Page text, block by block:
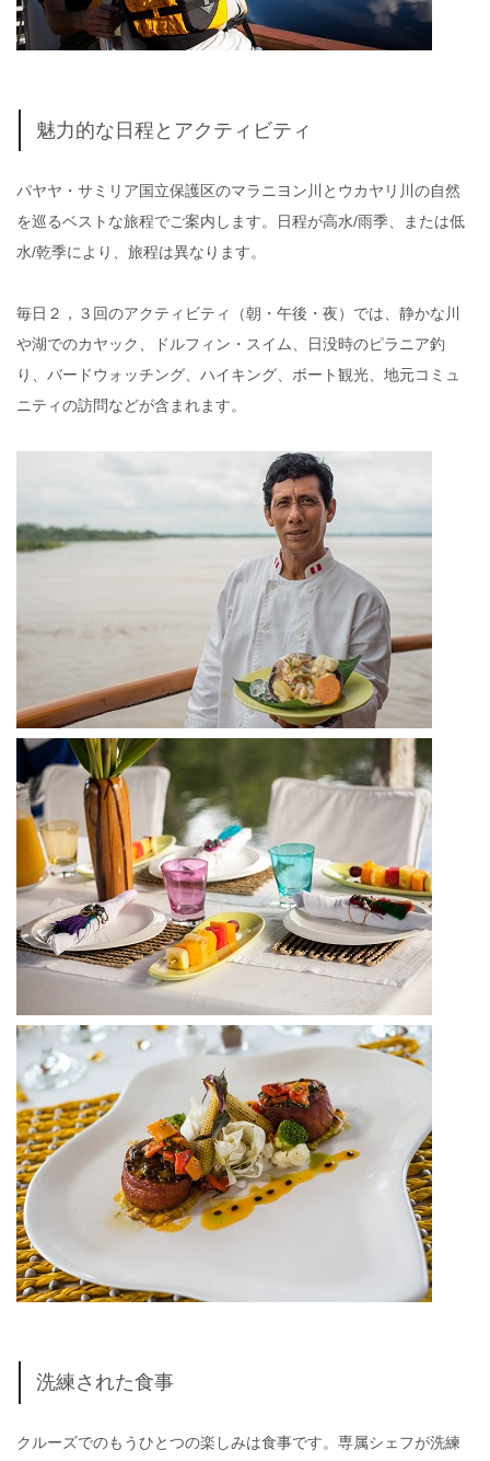
魅力的な日程とアクティビティ
パヤヤ・サミリア国立保護区のマラニヨン川とウカヤリ川の自然
を巡るベストな旅程でご案内します。日程が高水/雨季、または低
水/乾季により、旅程は異なります。
毎日２，３回のアクティビティ（朝・午後・夜）では、静かな川
や湖でのカヤック、ドルフィン・スイム、日没時のピラニア釣
り、バードウォッチング、ハイキング、ボート観光、地元コミュ
ニティの訪問などが含まれます。
洗練された食事
クルーズでのもうひとつの楽しみは食事です。専属シェフが洗練